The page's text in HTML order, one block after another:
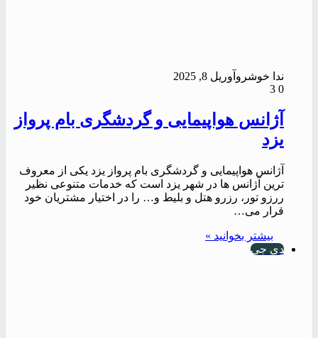
ندا خوشرو آوریل 8, 2025
0
آژانس هواپیمایی و گردشگری بام پرواز
یزد
آژانس هواپیمایی و گردشگری بام پرواز یزد یکی از معروف
ترین آژانس ها در شهر یزد است که خدمات متنوعی نظیر
ررزو تور، رزرو هتل و بلیط و… را در اختیار مشتریان خود
قرار می…
بیشتر بخوانید »
دی جی